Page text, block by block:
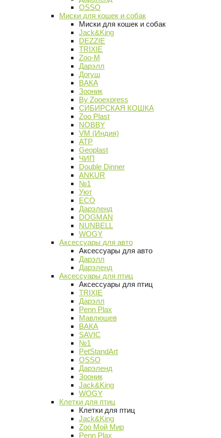
OSSO
Миски для кошек и собак
Миски для кошек и собак
Jack&King
DEZZIE
TRIXIE
Zoo-M
Дарэлл
Догуш
ВАКА
Зооник
By Zooexpress
СИБИРСКАЯ КОШКА
Zoo Plast
NOBBY
VM (Индия)
АТР
Geoplast
ЧИП
Double Dinner
ANKUR
№1
Уют
ECO
Дарэленд
DOGMAN
NUNBELL
WOGY
Аксессуары для авто
Аксессуары для авто
Дарэлл
Дарэленд
Аксессуары для птиц
Аксессуары для птиц
TRIXIE
Дарэлл
Penn Plax
Мавлюшев
ВАКА
SAVIC
№1
PetStandArt
OSSO
Дарэленд
Зооник
Jack&King
WOGY
Клетки для птиц
Клетки для птиц
Jack&King
Zoo Мой Мир
Penn Plax